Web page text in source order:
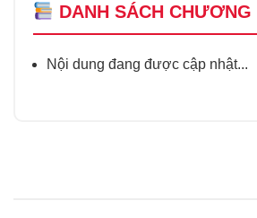
DANH SÁCH CHƯƠNG
Nội dung đang được cập nhật...